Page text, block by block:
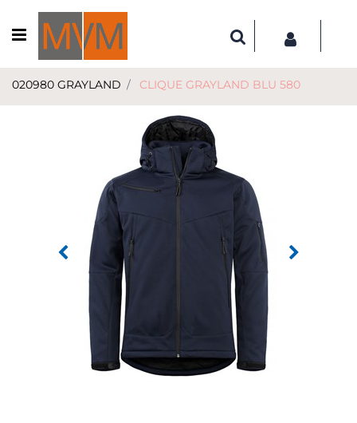
Open menu
020980 GRAYLAND CLIQUE GRAYLAND BLU 580